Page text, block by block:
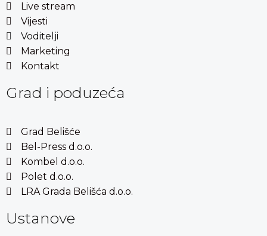
Live stream
Vijesti
Voditelji
Marketing
Kontakt
Grad i poduzeća
Grad Belišće
Bel-Press d.o.o.
Kombel d.o.o.
Polet d.o.o.
LRA Grada Belišća d.o.o.
Ustanove